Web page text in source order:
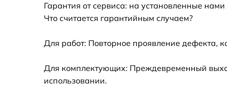
Замена УБЛ HITACHI NW-75WYSP
NW-75WYSP
75WYSP
Гарантия от сервиса: на установленные
Что считается гарантийным случаем?
Для работ: Повторное проявление дефекта,
Для комплектующих: Преждевременный
использовании.